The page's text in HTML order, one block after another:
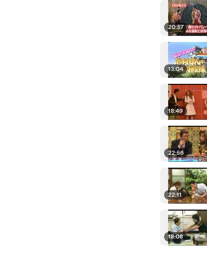
20:57
13:04
18:49
22:56
22:11
18:08